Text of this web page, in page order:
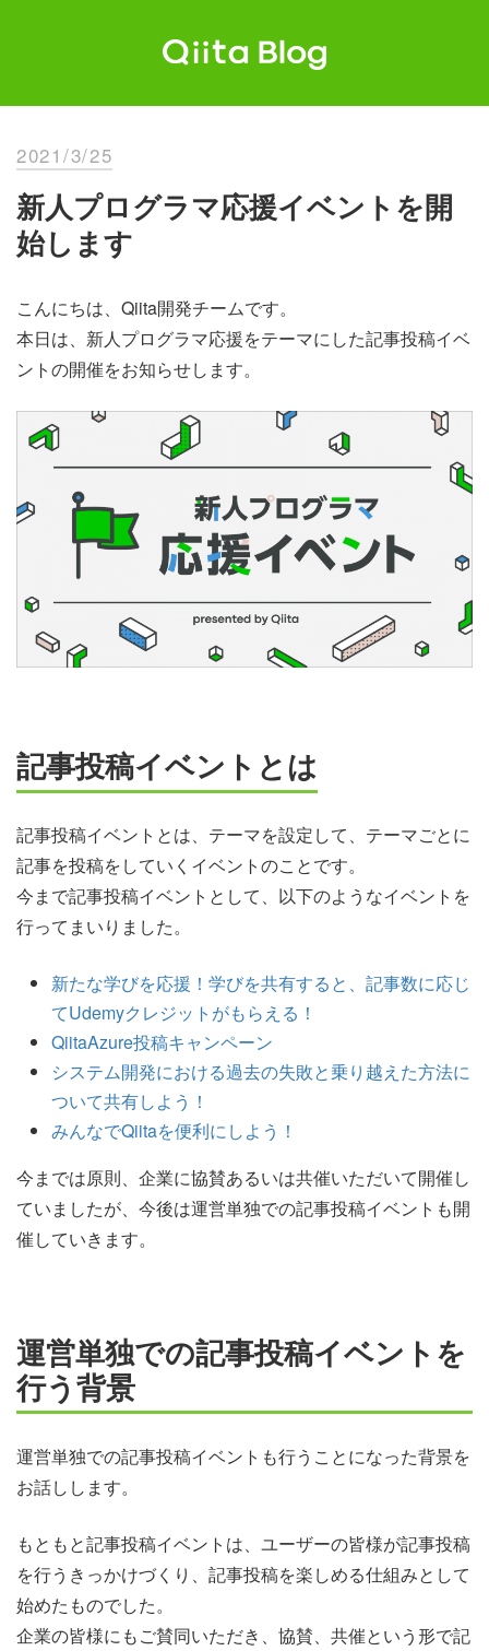
2021/3/25
新人プログラマ応援イベントを開
始します
こんにちは、Qiita開発チームです。
本日は、新人プログラマ応援をテーマにした記事投稿イベ
ントの開催をお知らせします。
記事投稿イベントとは
記事投稿イベントとは、テーマを設定して、テーマごとに
記事を投稿をしていくイベントのことです。
今まで記事投稿イベントとして、以下のようなイベントを
行ってまいりました。
新たな学びを応援！学びを共有すると、記事数に応じ
てUdemyクレジットがもらえる！
QiitaAzure投稿キャンペーン
システム開発における過去の失敗と乗り越えた方法に
ついて共有しよう！
みんなでQiitaを便利にしよう！
今までは原則、企業に協賛あるいは共催いただいて開催し
ていましたが、今後は運営単独での記事投稿イベントも開
催していきます。
運営単独での記事投稿イベントを
行う背景
運営単独での記事投稿イベントも行うことになった背景を
お話しします。
もともと記事投稿イベントは、ユーザーの皆様が記事投稿
を行うきっかけづくり、記事投稿を楽しめる仕組みとして
始めたものでした。
企業の皆様にもご賛同いただき、協賛、共催という形で記